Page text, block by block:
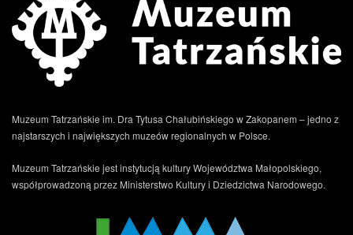
Muzeum Tatrzańskie im. Dra Tytusa Chałubińskiego w Zakopanem – jedno z
najstarszych i największych muzeów regionalnych w Polsce.
Muzeum Tatrzańskie jest instytucją kultury Województwa Małopolskiego,
współprowadzoną przez Ministerstwo Kultury i Dziedzictwa Narodowego.